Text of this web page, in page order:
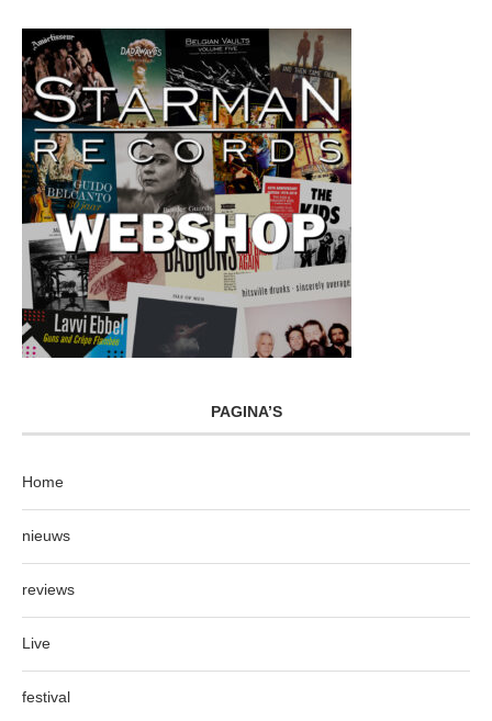
PAGINA’S
Home
nieuws
reviews
Live
festival